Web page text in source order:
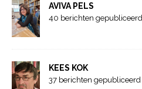
AVIVA PELS
40 berichten gepubliceerd
KEES KOK
37 berichten gepubliceerd